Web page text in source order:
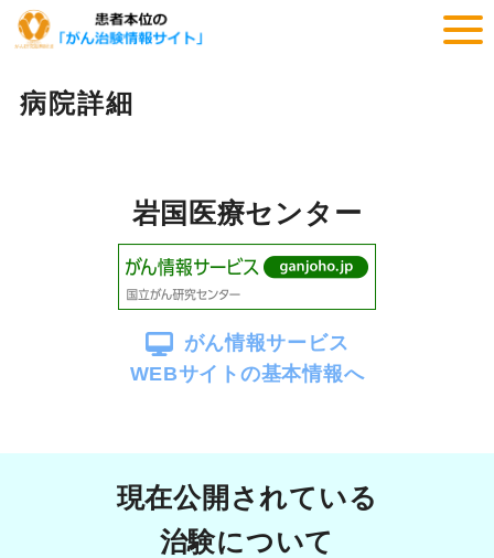
病院詳細
岩国医療センター
がん情報サービス
WEBサイトの基本情報へ
現在公開されている
治験について